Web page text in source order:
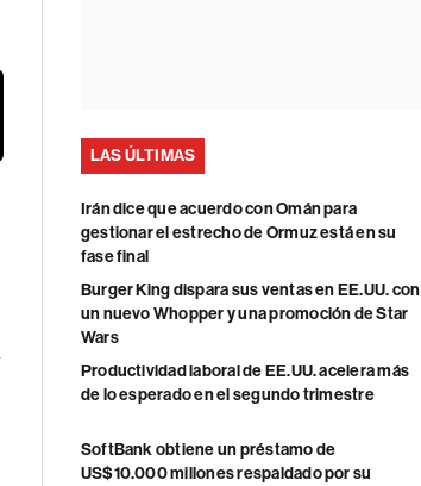
LAS ÚLTIMAS
Irán dice que acuerdo con Omán para
gestionar el estrecho de Ormuz está en su
fase final
Burger King dispara sus ventas en EE.UU. con
un nuevo Whopper y una promoción de Star
Wars
Productividad laboral de EE.UU. acelera más
de lo esperado en el segundo trimestre
SoftBank obtiene un préstamo de
US$10.000 millones respaldado por su